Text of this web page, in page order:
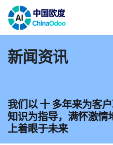
跳至内容
新闻资讯
我们以 十 多年来为客
知识为指导，满怀激情
上着眼于未来